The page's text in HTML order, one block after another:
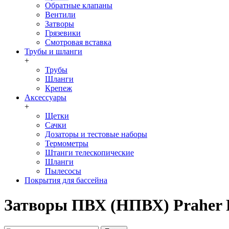
Обратные клапаны
Вентили
Затворы
Грязевики
Смотровая вставка
Трубы и шланги
+
Трубы
Шланги
Крепеж
Аксессуары
+
Щетки
Сачки
Дозаторы и тестовые наборы
Термометры
Штанги телескопические
Шланги
Пылесосы
Покрытия для бассейна
Затворы ПВХ (НПВХ) Praher